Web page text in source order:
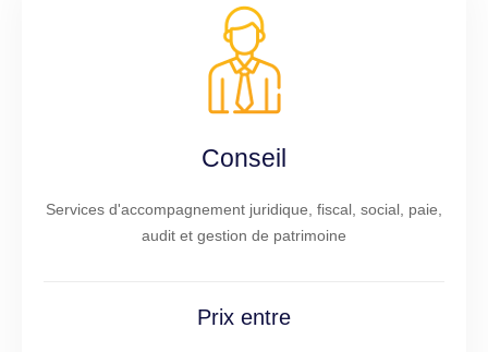
Conseil
Services d'accompagnement juridique, fiscal, social, paie,
audit et gestion de patrimoine
Prix entre